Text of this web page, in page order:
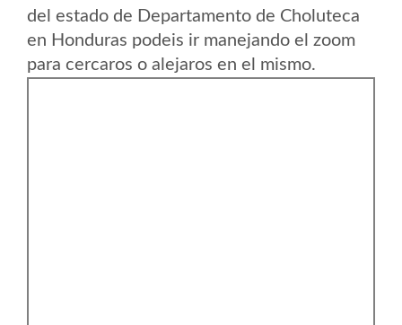
del estado de Departamento de Choluteca
en Honduras podeis ir manejando el zoom
para cercaros o alejaros en el mismo.